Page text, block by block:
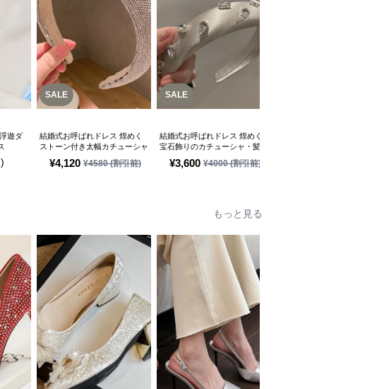
遊ダ
SALE
¥4,120 ¥4580(割引前)
結婚式お呼ばれドレス 煌めく
ストーン付き太幅カチューシャ
SALE
¥3,600 ¥4000(割引前)
結婚式お呼ばれドレス 煌めく
宝石飾りのカチューシャ・髪留
もっと見る